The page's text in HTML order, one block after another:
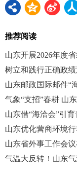
推荐阅读
树立和践行正确政
山东邮政国际邮件“
气象“支招”春耕 山
山东借“海洽会”引
山东优化营商环境
山东省外事工作会
气温大反转！山东